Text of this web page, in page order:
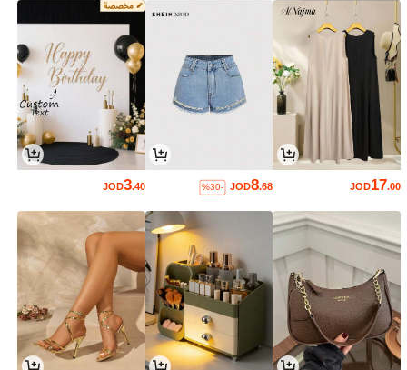
JOD17.00
JOD8.68
%30-
JOD3.40